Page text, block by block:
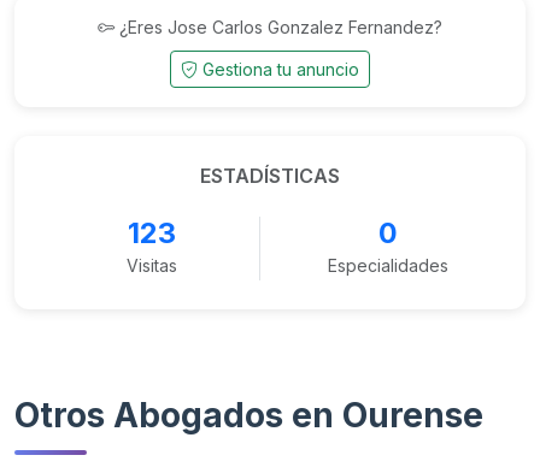
¿Eres Jose Carlos Gonzalez Fernandez?
Gestiona tu anuncio
ESTADÍSTICAS
123
Visitas
0
Especialidades
Otros Abogados en Ourense